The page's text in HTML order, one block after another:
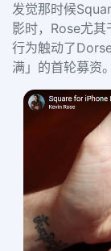
发觉那时候
影时，Rose尤
行为触动了
满」的首轮募资。